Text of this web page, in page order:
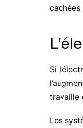
cachées
Si
travaille
Les